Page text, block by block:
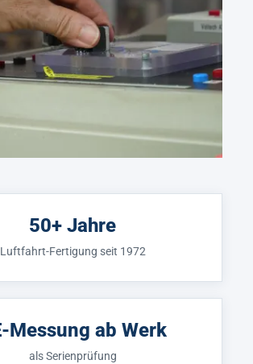
50+ Jahre
Luftfahrt-Fertigung seit 1972
Messung ab Werk
als Serienprüfung